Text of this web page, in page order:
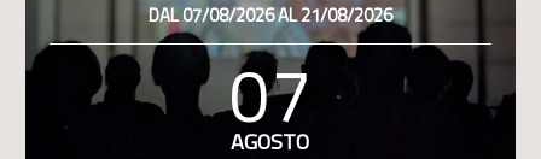
DAL 07/08/2026 AL 21/08/2026
07
AGOSTO